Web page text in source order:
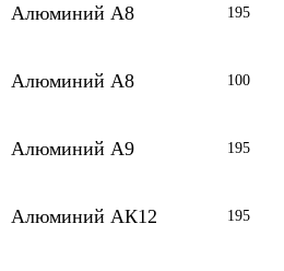
Алюминий А8 195
Алюминий А8 100
Алюминий А9 195
Алюминий АК12 195